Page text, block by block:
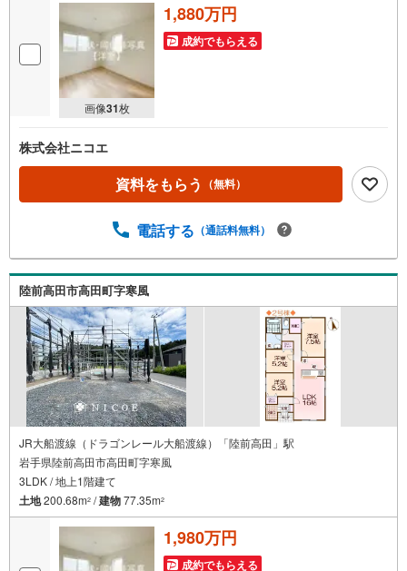
画像31枚
1,880万円
成約でもらえる
株式会社ニコエ
資料をもらう （無料）
電話する （通話料無料）
陸前高田市高田町字寒風
JR大船渡線（ドラゴンレール大船渡線）「陸前高田」駅
岩手県陸前高田市高田町字寒風
3LDK / 地上1階建て
土地200.68m2 /建物77.35m2
1,980万円
成約でもらえる